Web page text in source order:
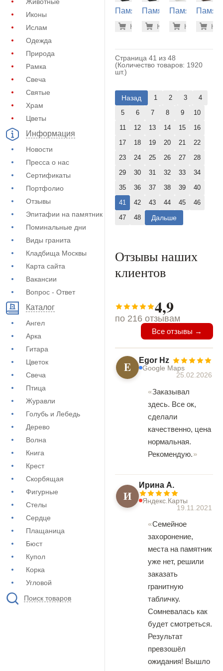
Иконы
Ислам
Одежда
Природа
Рамка
Свеча
Святые
Храм
Цветы
Информация
Новости
Пресса о нас
Сертификаты
Портфолио
Отзывы
Эпитафии на памятник
Поминальные дни
Виды гранита
Кладбища Москвы
Карта сайта
Вакансии
Вопрос - Ответ
Каталог
Ангел
Арка
Гитара
Цветок
Свеча
Птица
Журавли
Голубь и Лебедь
Дерево
Волна
Книга
Крест
Скорбящая
Фигурные
Стелы
Сердце
Плащаница
Бюст
Купол
Корка
Угловой
Поиск товаров
Памятник
гранита
-7%
Купить
Памятник
гранита
-7%
Купить
Памятник
гранита
-
Купить
Страница 41 из 48
(Количество товаров: 1920
шт.)
Назад 1 2 3
4
5
6 7 8 9
10
11
12 13 14 15
16
17
18 19 20 21
22
23
24 25 26 27
28
29
30 31 32 33
34
35
36 37 38 39
40
41
42 43 44 45
46
47
48 Дальше
Отзывы наших
клиентов
4,9
по 216 отзывам
Все отзывы →
E Egor Hz
Google Maps
25.02.2026
Заказывал
здесь. Все ок,
сделали
качественно, цена
нормальная.
Рекомендую.
И
Ирина А.
Яндекс.Карты
19.11.2021
Семейное
захоронение,
места на памятник
уже нет, решили
заказать
гранитную
табличку.
Сомневалась как
будет смотреться.
Результат
превзошёл
ожидания! Вышло